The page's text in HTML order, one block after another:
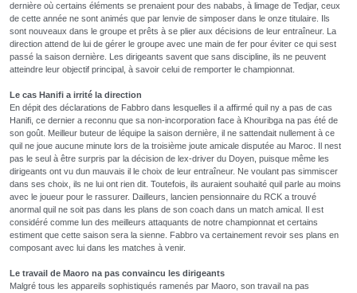
dernière où certains éléments se prenaient pour des nababs, à limage de Tedjar, ceux
de cette année ne sont animés que par lenvie de simposer dans le onze titulaire. Ils
sont nouveaux dans le groupe et prêts à se plier aux décisions de leur entraîneur. La
direction attend de lui de gérer le groupe avec une main de fer pour éviter ce qui sest
passé la saison dernière. Les dirigeants savent que sans discipline, ils ne peuvent
atteindre leur objectif principal, à savoir celui de remporter le championnat.
Le cas Hanifi a irrité la direction
En dépit des déclarations de Fabbro dans lesquelles il a affirmé quil ny a pas de cas
Hanifi, ce dernier a reconnu que sa non-incorporation face à Khouribga na pas été de
son goût. Meilleur buteur de léquipe la saison dernière, il ne sattendait nullement à ce
quil ne joue aucune minute lors de la troisième joute amicale disputée au Maroc. Il nest
pas le seul à être surpris par la décision de lex-driver du Doyen, puisque même les
dirigeants ont vu dun mauvais il le choix de leur entraîneur. Ne voulant pas simmiscer
dans ses choix, ils ne lui ont rien dit. Toutefois, ils auraient souhaité quil parle au moins
avec le joueur pour le rassurer. Dailleurs, lancien pensionnaire du RCK a trouvé
anormal quil ne soit pas dans les plans de son coach dans un match amical. Il est
considéré comme lun des meilleurs attaquants de notre championnat et certains
estiment que cette saison sera la sienne. Fabbro va certainement revoir ses plans en
composant avec lui dans les matches à venir.
Le travail de Maoro na pas convaincu les dirigeants
Malgré tous les appareils sophistiqués ramenés par Maoro, son travail na pas